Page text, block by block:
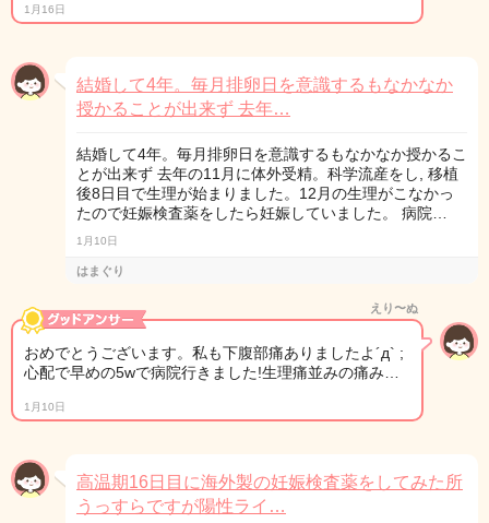
1月16日
結婚して4年。毎月排卵日を意識するもなかなか
授かることが出来ず 去年…
結婚して4年。毎月排卵日を意識するもなかなか授かるこ
とが出来ず 去年の11月に体外受精。科学流産をし, 移植
後8日目で生理が始まりました。12月の生理がこなかっ
たので妊娠検査薬をしたら妊娠していました。 病院…
1月10日
はまぐり
えり〜ぬ
おめでとうございます。私も下腹部痛ありましたよ´д` ;
心配で早めの5wで病院行きました!生理痛並みの痛み…
1月10日
高温期16日目に海外製の妊娠検査薬をしてみた所
うっすらですが陽性ライ…